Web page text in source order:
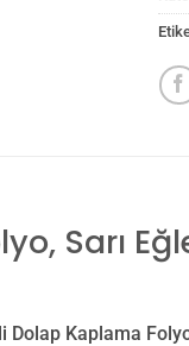
Sarı
Dolap Kaplama